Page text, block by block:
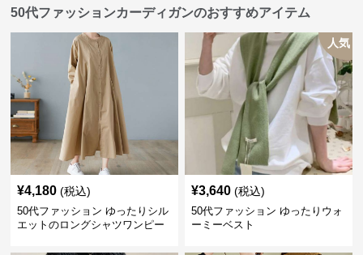
50代ファッションカーディガンのおすすめアイテム
¥4,180 (税込)
50代ファッション ゆったりシル
エットのロングシャツワンピー
人気
¥3,640 (税込)
50代ファッション ゆったりウォ
ーミーベスト